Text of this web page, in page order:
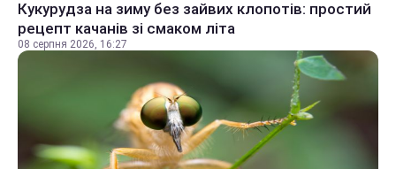
Кукурудза на зиму без зайвих клопотів: простий
рецепт качанів зі смаком літа
08 серпня 2026, 16:27